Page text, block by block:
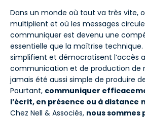
Dans un monde où tout va très vite,
multiplient et où les messages
communiquer est devenu une
essentielle que la maîtrise technique.
simplifient et démocratisent l’accès
communication et de production de
jamais été aussi simple de produire
Pourtant, communiquer
l’écrit, en présence ou à distance
Chez Nell & Associés, nous sommes